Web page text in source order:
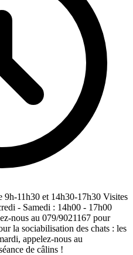
9h-11h30 et 14h30-17h30 Visites
- Samedi : 14h00 - 17h00
nous au 079/9021167 pour
la sociabilisation des chats : les
appelez-nous au
de câlins !